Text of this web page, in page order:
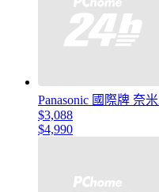
Panasonic 國際牌 奈
$3,088
$4,990